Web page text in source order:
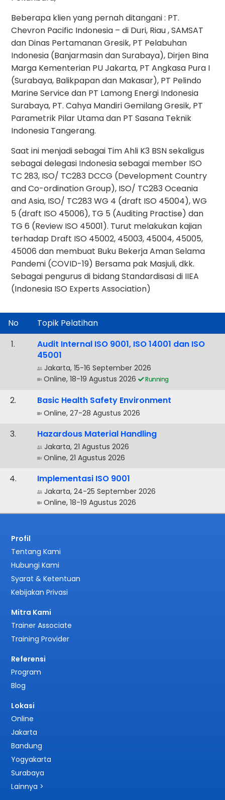
Beberapa klien yang pernah ditangani : PT.
Chevron Pacific Indonesia – di Duri, Riau , SAMSAT
dan Dinas Pertamanan Gresik, PT Pelabuhan
Indonesia (Banjarmasin dan Surabaya), Dirjen Bina
Marga Kementerian PU Jakarta, PT Angkasa Pura I
(Surabaya, Balikpapan dan Makasar), PT Pelindo
Marine Service dan PT Lamong Energi Indonesia
Surabaya, PT. Cahya Mandiri Gemilang Gresik, PT
Parametrik Pilar Utama dan PT Sasana Teknik
Indonesia Tangerang.
Saat ini menjadi sebagai Tim Ahli K3 BSN sekaligus
sebagai delegasi Indonesia sebagai member ISO
TC 283, ISO/ TC283 DCCG (Development Country
and Co-ordination Group), ISO/ TC283 Oceania
and Asia, ISO/ TC283 WG 4 (draft ISO 45004), WG
5 (draft ISO 45006), TG 5 (Auditing Practise) dan
TG 6 (Review ISO 45001). Turut melakukan kajian
terhadap Draft ISO 45002, 45003, 45004, 45005,
45006 dan membuat Buku Bekerja Aman Selama
Pandemi (COVID-19) Bersama pak Masjuli, dkk.
Sebagai pengurus di bidang Standardisasi di IIEA
(Indonesia ISO Experts Association)
No
Topik Pelatihan
.
Audit Internal ISO 9001, ISO 14001 dan ISO
45001
Jakarta, 15-16 September 2026
Online, 18-19 Agustus 2026
Running
. Basic Health Safety Environment
Online, 27-28 Agustus 2026
. Hazardous Material Handling
Jakarta, 21 Agustus 2026
Online, 21 Agustus 2026
. Implementasi ISO 9001
Jakarta, 24-25 September 2026
Online, 18-19 Agustus 2026
Profil
Tentang Kami
Hubungi Kami
Syarat & Ketentuan
Kebijakan Privasi
Mitra Kami
Trainer Associate
Training Provider
Referensi
Program
Blog
Lokasi
Online
Jakarta
Bandung
Yogyakarta
Surabaya
Lainnya >